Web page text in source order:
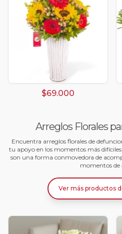
$69.000
Arreglos Florales
Encuentra arreglos florales de
tu apoyo en los momentos más
son una forma conmovedora de
momentos de
Ver más productos